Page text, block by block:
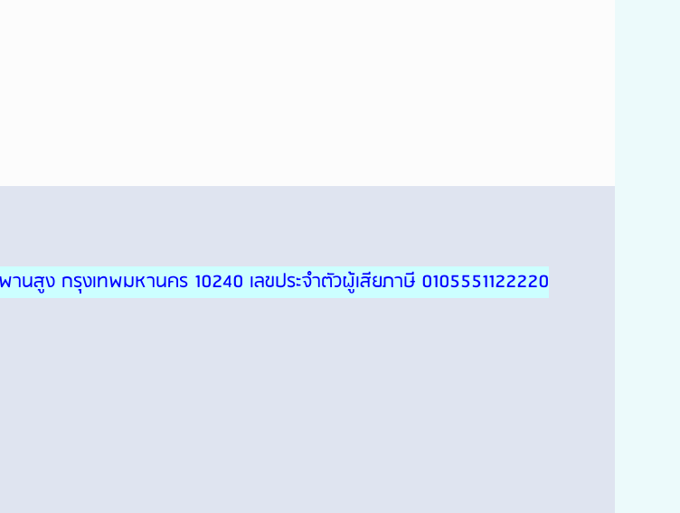
สูง กรุงเทพมหานคร 10240 เลขประจำตัวผู้เสียภาษี 0105551122220